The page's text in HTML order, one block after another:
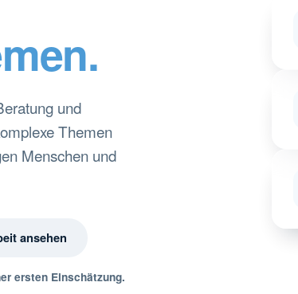
und
Themen
Menschen und
ansehen
ersten Einschätzung.